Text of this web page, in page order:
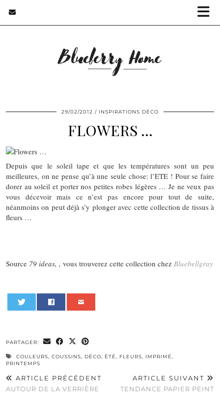
29/02/2012 INSPIRATIONS DÉCO
FLOWERS …
Depuis que le soleil tape et que les températures sont un peu
meilleures, on ne pense qu’à une seule chose: l’ETE ! Pour se faire
dorer au soleil et porter nos petites robes légères … Je ne veux pas
vous décevoir mais ce n’est pas encore pour tout de suite,
néanmoins on peut déjà s’y plonger avec cette collection de tissus à
fleurs …
Source 79 ideas, , vous trouverez cette collection chez Bluebellgray
PARTAGER:
COULEURS, COUSSINS, DÉCO, ÉTÉ, FLEURS, IMPRIMÉ,
PRINTEMPS
ARTICLE PRÉCÉDENT
AUTOUR DE LA VERRIÈRE
ARTICLE SUIVANT
TENDANCE PAPIER PEINT